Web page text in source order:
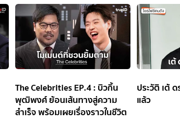
The Celebrities EP.4 : บิวกิ้น
พุฒิพงศ์ ย้อนเส้นทางสู่ความ
สำเร็จ พร้อมเผยเรื่องราวในชีวิต
ประวัติ เต้
แล้ว